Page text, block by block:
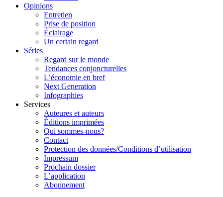
Opinions
Entretien
Prise de position
Éclairage
Un certain regard
Séries
Regard sur le monde
Tendances conjoncturelles
L’économie en bref
Next Generation
Infographies
Services
Auteures et auteurs
Éditions imprimées
Qui sommes-nous?
Contact
Protection des données/Conditions d’utilisation
Impressum
Prochain dossier
L’application
Abonnement